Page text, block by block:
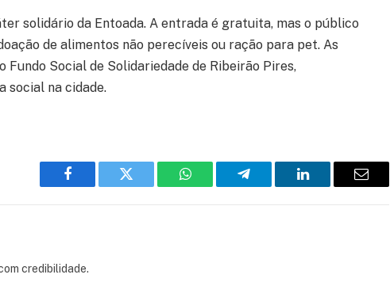
solidário da Entoada. A entrada é gratuita, mas o público
de alimentos não perecíveis ou ração para pet. As
Fundo Social de Solidariedade de Ribeirão Pires,
social na cidade.
Facebook Twitter WhatsAppTelegram LinkedIn Email
credibilidade.